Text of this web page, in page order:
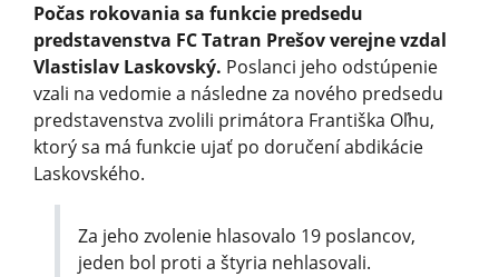
Počas rokovania sa funkcie predsedu
predstavenstva FC Tatran Prešov verejne vzdal
Vlastislav Laskovský. Poslanci jeho odstúpenie
vzali na vedomie a následne za nového predsedu
predstavenstva zvolili primátora Františka Oľhu,
ktorý sa má funkcie ujať po doručení abdikácie
Laskovského.
Za jeho zvolenie hlasovalo 19 poslancov,
jeden bol proti a štyria nehlasovali.